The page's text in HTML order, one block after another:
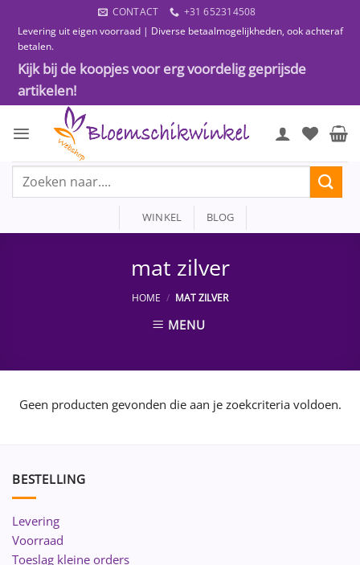
naar
inhoud
CONTACT
+31 652314508
Levering uit eigen voorraad | Diverse betaalmogelijkheden, ook achteraf
betalen.
Kijk bij de koopjes voor erg voordelig geprijsde
artikelen!
Zoeken
WINKEL BLOG
mat zilver
HOME / MAT ZILVER
MENU
Geen producten gevonden die aan je zoekcriteria voldoen.
BESTELLING
Levering
Voorraad
Toeslag kleine orders